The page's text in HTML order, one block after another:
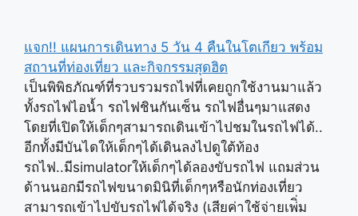
แจก!! แผนการเดินทาง 5 วัน 4 คืนในโตเกียว พร้อม
สถานที่ท่องเที่ยว และกิจกรรมสุดฮิต
เป็นพิพิธภัณฑ์ที่รวบรวมรถไฟที่เคยถูกใช้งานมาแล้ว
ทั้งรถไฟไอน้ำ รถไฟชินกันเซ็น รถไฟอื่นๆมาแสดง
โดยที่เปิดให้เด็กๆสามารถเดินเข้าไปชมในรถไฟได้..
อีกทั้งมีบันไดให้เด็กๆได้เดินลงไปดูใต้ท้อง
รถไฟ..มีsimulatorให้เด็กๆได้ลองขับรถไฟ แถมส่วน
ด้านนอกมีรถไฟขนาดมินิที่เด็กๆหรือนักท่องเที่ยว
สามารถเข้าไปขับรถไฟได้จริง (เสียค่าใช้จ่ายเพ่ิ่ม